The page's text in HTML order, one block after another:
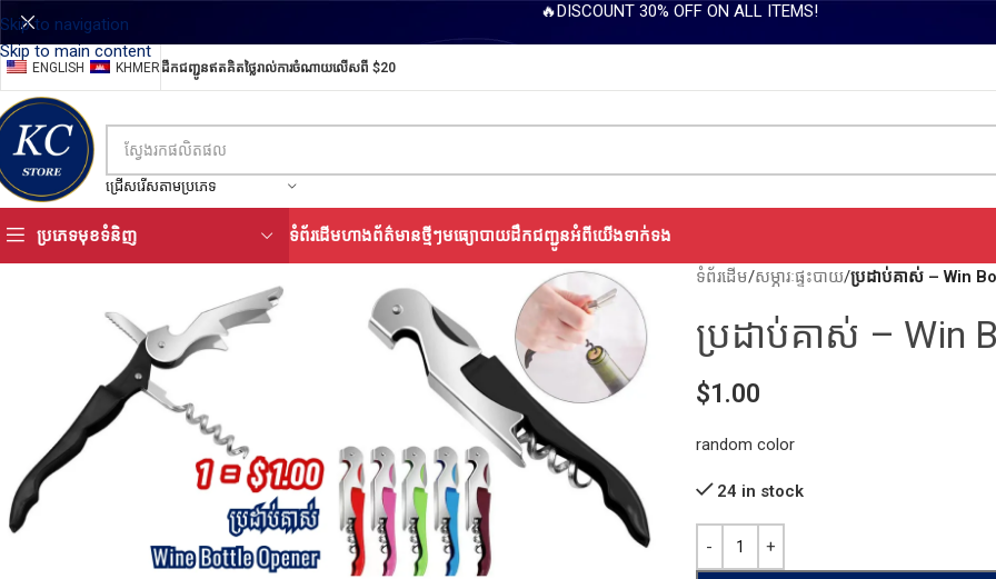
Skip to navigation
Skip to main content
🔥DISCOUNT 30% OFF ON ALL ITEMS!
ENGLISH KHMER ដឹកជញ្ជូនឥតគិតថ្លៃរាល់ការចំណាយលើសពី $20
ជ្រើសរើសតាមប្រភេទ
ប្រភេទមុខទំនិញ ទំព័រដើមហាងព័ត៌មានថ្មីៗមធ្យោបាយដឹកជញ្ជូនអំពីយើងទាក់ទង
ទំព័រដើម/សម្ភារៈផ្ទះបាយ/ប្រដាប់គាស់ – Win
ប្រដាប់គាស់ – Win
$1.00
random color
24 in stock